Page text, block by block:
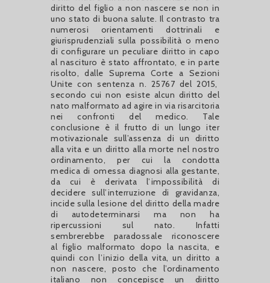
diritto del figlio a non nascere se non in
uno stato di buona salute. Il contrasto tra
numerosi orientamenti dottrinali e
giurisprudenziali sulla possibilità o meno
di configurare un peculiare diritto in capo
al nascituro è stato affrontato, e in parte
risolto, dalle Suprema Corte a Sezioni
Unite con sentenza n. 25767 del 2015,
secondo cui non esiste alcun diritto del
nato malformato ad agire in via risarcitoria
nei confronti del medico. Tale
conclusione è il frutto di un lungo iter
motivazionale sull’assenza di un diritto
alla vita e un diritto alla morte nel nostro
ordinamento, per cui la condotta
medica di omessa diagnosi alla gestante,
da cui è derivata l’impossibilità di
decidere sull’interruzione di gravidanza,
incide sulla lesione del diritto della madre
di autodeterminarsi ma non ha
ripercussioni sul nato. Infatti
sembrerebbe paradossale riconoscere
al figlio malformato dopo la nascita, e
quindi con l’inizio della vita, un diritto a
non nascere, posto che l’ordinamento
italiano non concepisce un diritto